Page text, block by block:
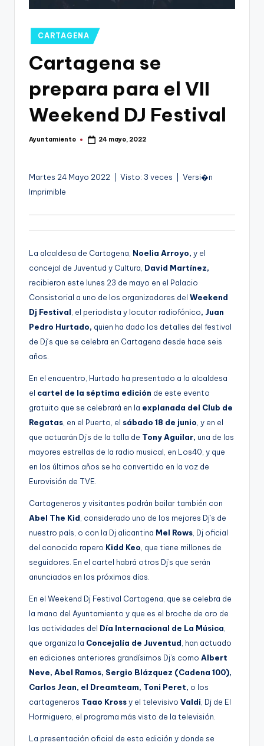
Publicado
en
CARTAGENA
Cartagena se
prepara para el VII
Weekend DJ Festival
Publicado
Ayuntamiento 24 mayo, 2022
Martes 24 Mayo 2022 | Visto: 3 veces | Versi�n
Imprimible
La alcaldesa de Cartagena, Noelia Arroyo, y el
concejal de Juventud y Cultura, David Martínez,
recibieron este lunes 23 de mayo en el Palacio
Consistorial a uno de los organizadores del Weekend
Dj Festival, el periodista y locutor radiofónico, Juan
Pedro Hurtado, quien ha dado los detalles del festival
de Dj´s que se celebra en Cartagena desde hace seis
años.
En el encuentro, Hurtado ha presentado a la alcaldesa
el cartel de la séptima edición de este evento
gratuito que se celebrará en la explanada del Club de
Regatas, en el Puerto, el sábado 18 de junio, y en el
que actuarán Dj’s de la talla de Tony Aguilar, una de las
mayores estrellas de la radio musical, en Los40, y que
en los últimos años se ha convertido en la voz de
Eurovisión de TVE.
Cartageneros y visitantes podrán bailar también con
Abel The Kid, considerado uno de los mejores Dj’s de
nuestro país, o con la Dj alicantina Mel Rows, Dj oficial
del conocido rapero Kidd Keo, que tiene millones de
seguidores. En el cartel habrá otros Dj’s que serán
anunciados en los próximos días.
En el Weekend Dj Festival Cartagena, que se celebra de
la mano del Ayuntamiento y que es el broche de oro de
las actividades del Día Internacional de La Música,
que organiza la Concejalía de Juventud, han actuado
en ediciones anteriores grandísimos Dj’s como Albert
Neve, Abel Ramos, Sergio Blázquez (Cadena 100),
Carlos Jean, el Dreamteam, Toni Peret, o los
cartageneros Taao Krossy el televisivo Valdi, Dj de El
Hormiguero, el programa más visto de la televisión.
La presentación oficial de esta edición y donde se